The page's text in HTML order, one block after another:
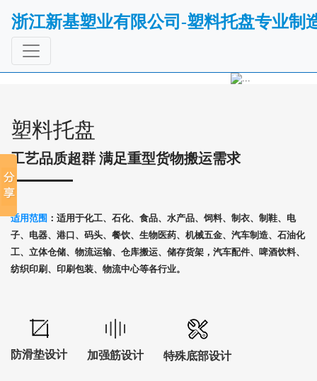
浙江新基塑业有限公司-塑料托盘专业制
塑料托盘
工艺品质超群 满足重型货物搬运需求
适用范围 ：适用于化工、石化、食品、水产品、饲料、制衣、制鞋、电
子、电器、港口、码头、餐饮、生物医药、机械五金、汽车制造、石油化
工、立体仓储、物流运输、仓库搬运、储存货架，汽车配件、啤酒饮料、
纺织印刷、印刷包装、物流中心等各行业。
防滑垫设计 加强筋设计 特殊底部设计